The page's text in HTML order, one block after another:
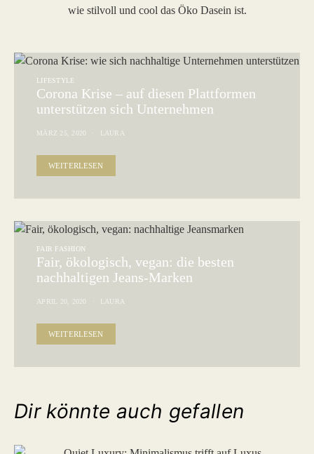
wie stilvoll und cool das Öko Dasein ist.
LIFESTYLE
Corona Krise – auf diesen Plattformen
unterstützen sich Unternehmen
MÄRZ 25, 2020 LAURA
WEITERLESEN
FAIR FASHION
Fair, ökologisch, vegan: die besten
nachhaltigen Jeans-Marken
APRIL 20, 2020 LAURA
WEITERLESEN
Dir könnte auch gefallen